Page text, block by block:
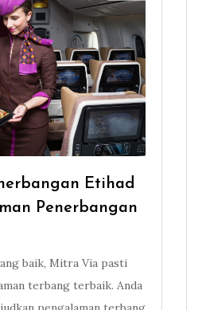
Etihad
Penerbangan
baik, Mitra Via pasti
terbang terbaik. Anda